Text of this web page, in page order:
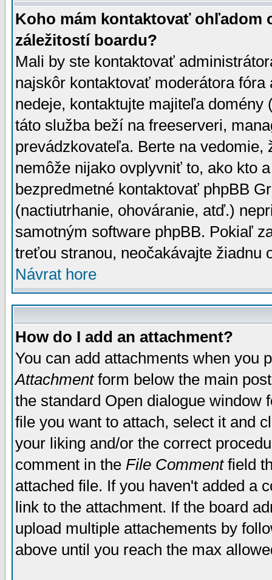
Koho mám kontaktovať ohľadom
záležitostí boardu?
Mali by ste kontaktovať
najskôr kontaktovať moderátora
nedeje, kontaktujte majiteľa
táto služba beží na freeserveri,
prevádzkovateľa. Berte na vedomie,
nemôže nijako ovplyvniť to, ako kto
bezpredmetné kontaktovať phpBB
(nactiutrhanie, ohováranie, atď.)
samotným software phpBB. Pokiaľ
treťou stranou, neočakávajte žiadnu
Návrat hore
How do I add an attachment?
You can add attachments when you
Attachmentform below the main
the standard Open dialogue window
file you want to attach, select it and
your liking and/or the correct
comment in the File Commentfield
attached file. If you haven't added a
link to the attachment. If the board
upload multiple attachements by
above until you reach the max